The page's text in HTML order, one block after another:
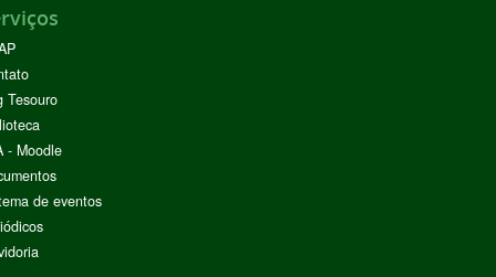
Tesouro
- Moodle
de eventos